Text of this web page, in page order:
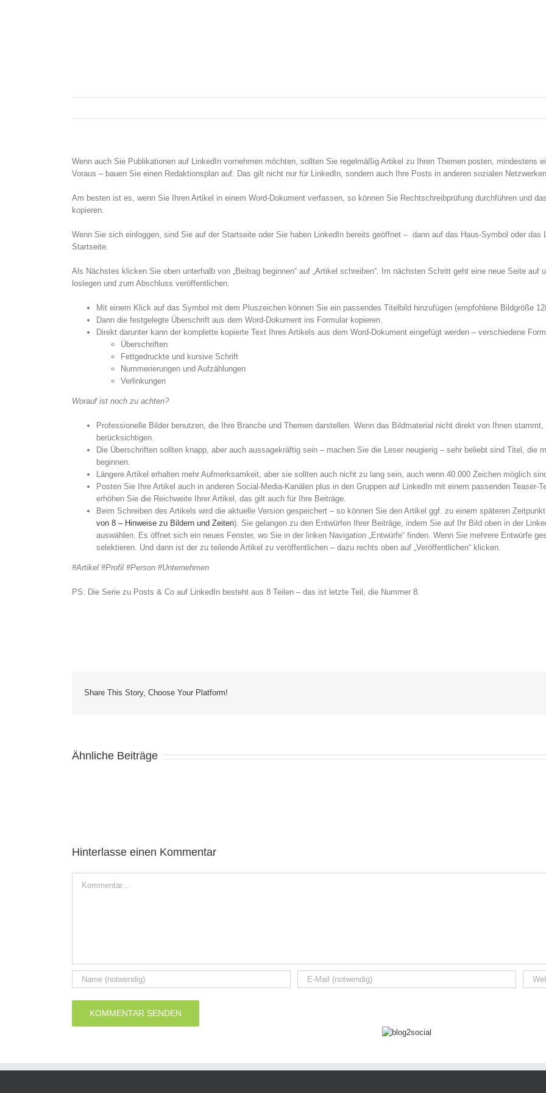
Wenn auch Sie Publikationen auf LinkedIn vornehmen möchten, sollten Sie regelmäßig Artikel zu Ihren Themen posten, mindestens
Voraus – bauen Sie einen Redaktionsplan auf. Das gilt nicht nur für LinkedIn, sondern auch Ihre Posts in anderen sozialen
Am besten ist es, wenn Sie Ihren Artikel in einem Word-Dokument verfassen, so können Sie Rechtschreibprüfung durchführen und
kopieren.
Wenn Sie sich einloggen, sind Sie auf der Startseite oder Sie haben LinkedIn bereits geöffnet – dann auf das Haus-Symbol oder
Startseite.
Als Nächstes klicken Sie oben unterhalb von „Beitrag beginnen“ auf „Artikel schreiben“. Im nächsten Schritt geht eine neue Seite auf
loslegen und zum Abschluss veröffentlichen.
Mit einem Klick auf das Symbol mit dem Pluszeichen können Sie ein passendes Titelbild hinzufügen (empfohlene Bildgröße
Dann die festgelegte Überschrift aus dem Word-Dokument ins Formular kopieren.
Direkt darunter kann der komplette kopierte Text Ihres Artikels aus dem Word-Dokument eingefügt werden – verschiedene
Überschriften
Fettgedruckte und kursive Schrift
Nummerierungen und Aufzählungen
Verlinkungen
Worauf ist noch zu achten?
Professionelle Bilder benutzen, die Ihre Branche und Themen darstellen. Wenn das Bildmaterial nicht direkt von Ihnen
berücksichtigen.
Die Überschriften sollten knapp, aber auch aussagekräftig sein – machen Sie die Leser neugierig – sehr beliebt sind Titel, die
beginnen.
Längere Artikel erhalten mehr Aufmerksamkeit, aber sie sollten auch nicht zu lang sein, auch wenn 40.000 Zeichen möglich
Posten Sie Ihre Artikel auch in anderen Social-Media-Kanälen plus in den Gruppen auf LinkedIn mit einem passenden Teaser-
erhöhen Sie die Reichweite Ihrer Artikel, das gilt auch für Ihre Beiträge.
Beim Schreiben des Artikels wird die aktuelle Version gespeichert – so können Sie den Artikel ggf. zu einem späteren
von 8 – Hinweise zu Bildern und Zeiten). Sie gelangen zu den Entwürfen Ihrer Beiträge, indem Sie auf Ihr Bild oben in der
auswählen. Es öffnet sich ein neues Fenster, wo Sie in der linken Navigation „Entwürfe“ finden. Wenn Sie mehrere Entwürfe
selektieren. Und dann ist der zu teilende Artikel zu veröffentlichen – dazu rechts oben auf „Veröffentlichen“ klicken.
#Artikel #Profil #Person #Unternehmen
PS: Die Serie zu Posts & Co auf LinkedIn besteht aus 8 Teilen – das ist letzte Teil, die Nummer 8.
Share This Story, Choose Your Platform!
Ähnliche Beiträge
Hinterlasse einen Kommentar